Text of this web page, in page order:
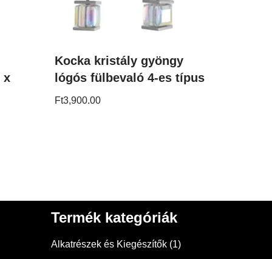
x
Kocka kristály gyöngy
lógós fülbevaló 4-es típus
Ft3,900.00
Termék kategóriák
Alkatrészek és Kiegészítők (1)